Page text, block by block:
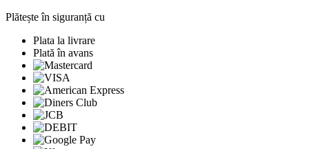
Plătește în siguranță cu
Plata la livrare
Plată în avans